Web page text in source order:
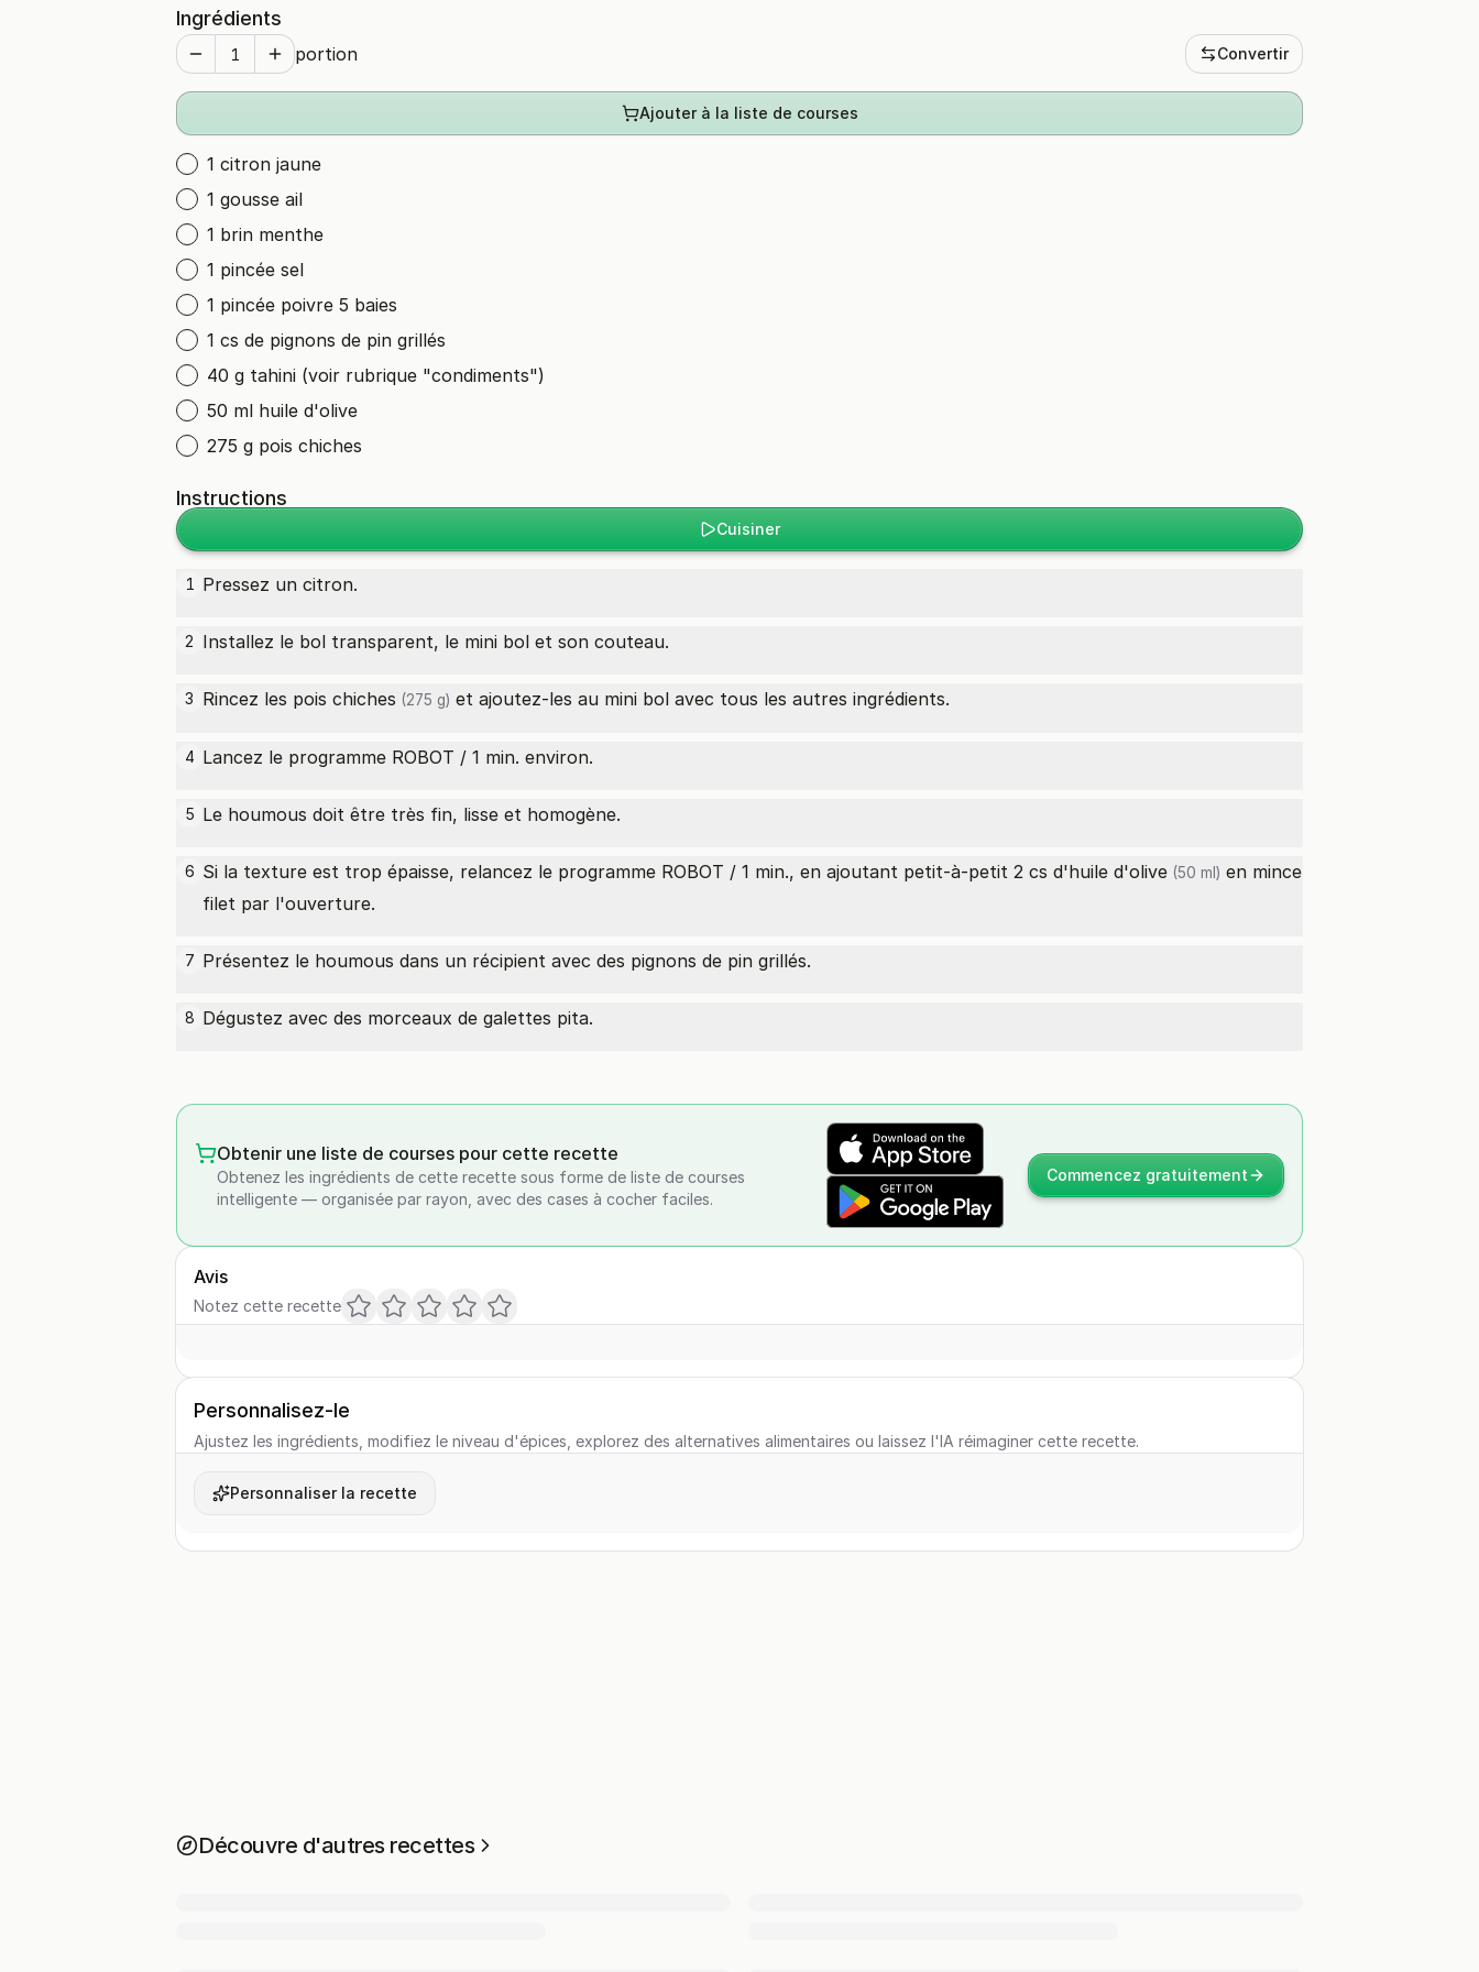
Ingrédients
portion Convertir
Ajouter à la liste de courses
1 citron jaune
1 gousse ail
1 brin menthe
1 pincée sel
1 pincée poivre 5 baies
1 cs de pignons de pin grillés
40 g tahini (voir rubrique "condiments")
50 ml huile d'olive
275 g pois chiches
Instructions
Cuisiner
1 Pressez un citron.
2 Installez le bol transparent, le mini bol et son couteau.
3 Rincez les pois chiches (275 g) et ajoutez-les au mini bol avec tous les autres ingrédients.
4 Lancez le programme ROBOT / 1 min. environ.
5 Le houmous doit être très fin, lisse et homogène.
6 Si la texture est trop épaisse, relancez le programme ROBOT / 1 min., en ajoutant petit-à-petit 2 cs d'huile d'olive (50 ml) en mince
filet par l'ouverture.
7 Présentez le houmous dans un récipient avec des pignons de pin grillés.
8 Dégustez avec des morceaux de galettes pita.
Obtenir une liste de courses pour cette recette
Obtenez les ingrédients de cette recette sous forme de liste de courses
intelligente — organisée par rayon, avec des cases à cocher faciles.
Commencez gratuitement
Avis
Notez cette recette
Personnalisez-le
Ajustez les ingrédients, modifiez le niveau d'épices, explorez des alternatives alimentaires ou laissez l'IA réimaginer cette recette.
Personnaliser la recette
Découvre d'autres recettes